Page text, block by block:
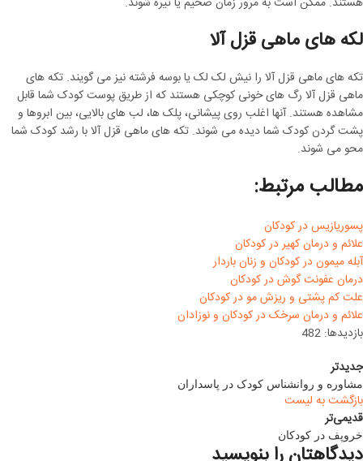
لکه های ماهی قزل آلا
تکه های ماهی قزل آلا را نیش لک لک یا بوسه فرشته نیز می گویند. تکه های
ماهی قزل آلا رگ های خونی کوچکی هستند که از طریق پوست کودک شما قابل
مشاهده هستند. آنها اغلب روی پیشانی، پلک ها، لب های بالایی، بین ابروها و
پشت گردن کودک شما دیده می شوند. تکه های ماهی قزل آلا با رشد کودک شما
محو می شوند.
مطالب مرتبط:
پسوریازیس در کودکان
علائم و درمان کهیر در کودکان
آبله میمون در کودکان و زنان باردار
درمان عفونت گوش در کودکان
علت کم پشتی و ریزش مو در کودکان
علائم و درمان سرخک در کودکان و نوزادان
بازدیدها: 482
جدیدتر
مشاوره و روانشناس کودک در پاسداران
بازگشت به لیست
قدیمی‌تر
خروپف در کودکان
دیدگاهتان را بنویسید